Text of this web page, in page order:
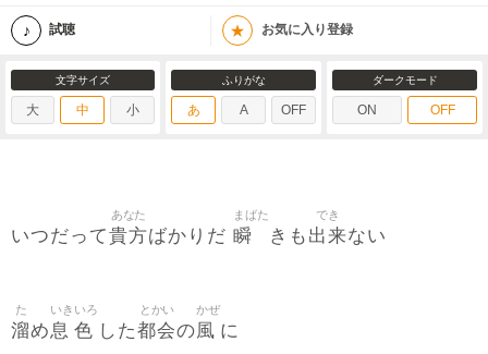
試聴 ★ お気に入り登録
文字サイズ
大 中 小
ふりがな
あ A OFF
ダークモード
ON OFF
いつだって貴方
あなた
ばかりだ 瞬
まばた
きも 出来
でき
ない
溜
た
め息
いき
色
いろ
した都会
とかい
の風
かぜ
に